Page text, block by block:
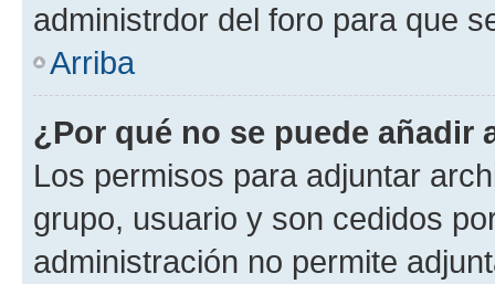
administrdor del foro para que
Arriba
¿Por qué no se puede añadir
Los permisos para adjuntar
grupo, usuario y son cedidos
administración no permite